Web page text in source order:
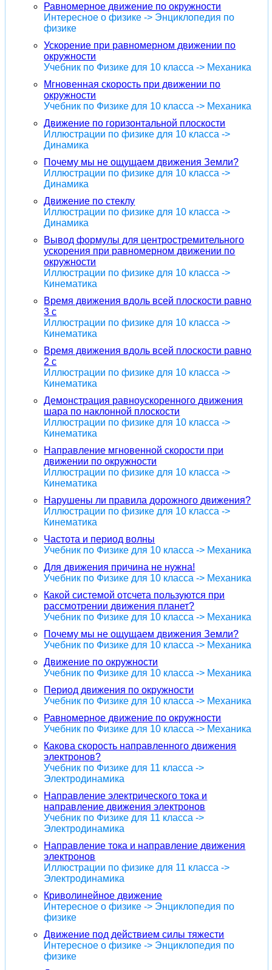
Равномерное движение по окружности
Интересное о физике -> Энциклопедия по
физике
Ускорение при равномерном движении по
окружности
Учебник по Физике для 10 класса -> Механика
Мгновенная скорость при движении по
окружности
Учебник по Физике для 10 класса -> Механика
Движение по горизонтальной плоскости
Иллюстрации по физике для 10 класса ->
Динамика
Почему мы не ощущаем движения Земли?
Иллюстрации по физике для 10 класса ->
Динамика
Движение по стеклу
Иллюстрации по физике для 10 класса ->
Динамика
Вывод формулы для центростремительного
ускорения при равномерном движении по
окружности
Иллюстрации по физике для 10 класса ->
Кинематика
Время движения вдоль всей плоскости равно
3 с
Иллюстрации по физике для 10 класса ->
Кинематика
Время движения вдоль всей плоскости равно
2 с
Иллюстрации по физике для 10 класса ->
Кинематика
Демонстрация равноускоренного движения
шара по наклонной плоскости
Иллюстрации по физике для 10 класса ->
Кинематика
Направление мгновенной скорости при
движении по окружности
Иллюстрации по физике для 10 класса ->
Кинематика
Нарушены ли правила дорожного движения?
Иллюстрации по физике для 10 класса ->
Кинематика
Частота и период волны
Учебник по Физике для 10 класса -> Механика
Для движения причина не нужна!
Учебник по Физике для 10 класса -> Механика
Какой системой отсчета пользуются при
рассмотрении движения планет?
Учебник по Физике для 10 класса -> Механика
Почему мы не ощущаем движения Земли?
Учебник по Физике для 10 класса -> Механика
Движение по окружности
Учебник по Физике для 10 класса -> Механика
Период движения по окружности
Учебник по Физике для 10 класса -> Механика
Равномерное движение по окружности
Учебник по Физике для 10 класса -> Механика
Какова скорость направленного движения
электронов?
Учебник по Физике для 11 класса ->
Электродинамика
Направление электрического тока и
направление движения электронов
Учебник по Физике для 11 класса ->
Электродинамика
Направление тока и направление движения
электронов
Иллюстрации по физике для 11 класса ->
Электродинамика
Криволинейное движение
Интересное о физике -> Энциклопедия по
физике
Движение под действием силы тяжести
Интересное о физике -> Энциклопедия по
физике